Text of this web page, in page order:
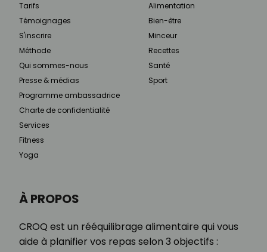
À PROPOS
CROQ est un rééquilibrage alimentaire qui vous
aide à planifier vos repas selon 3 objectifs :
Tarifs
Témoignages
S'inscrire
Méthode
Qui sommes-nous
Presse & médias
Programme ambassadrice
Charte de confidentialité
Services
Fitness
Yoga
Alimentation
Bien-être
Minceur
Recettes
Santé
Sport